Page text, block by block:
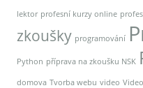
lektor profesní kurzy online
zkoušky programování
Python příprava na zkoušku NSK
domova Tvorba webu video